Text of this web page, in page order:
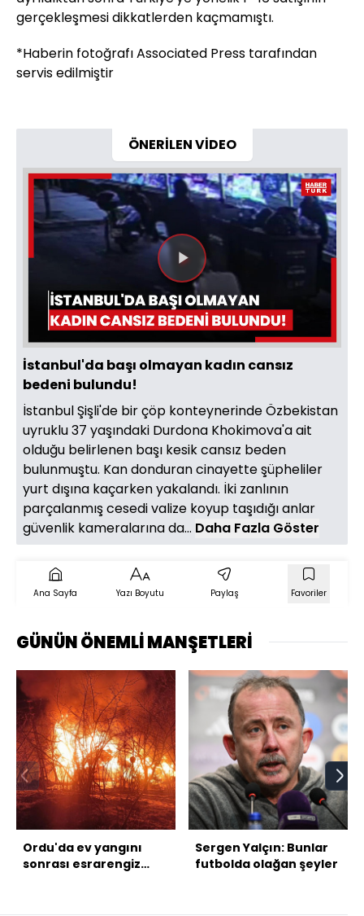
gerçekleşmesi dikkatlerden kaçmamıştı.
*Haberin fotoğrafı Associated Press tarafından
servis edilmiştir
ÖNERİLEN VİDEO
Videoyu
Oynat
İstanbul'da başı olmayan kadın cansız
bedeni bulundu!
İstanbul Şişli'de bir çöp konteynerinde Özbekistan
uyruklu 37 yaşındaki Durdona Khokimova'a ait
olduğu belirlenen başı kesik cansız beden
bulunmuştu. Kan donduran cinayette şüpheliler
yurt dışına kaçarken yakalandı. İki zanlının
parçalanmış cesedi valize koyup taşıdığı anlar
güvenlik kameralarına da... Daha Fazla Göster
Ana Sayfa Yazı Boyutu Paylaş Favoriler
GÜNÜN ÖNEMLİ MANŞETLERİ
Ordu'da ev yangını
sonrası esrarengiz
Sergen Yalçın: Bunlar
futbolda olağan şeyler